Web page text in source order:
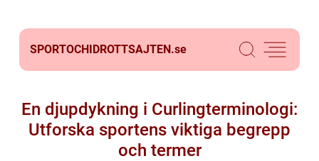
SPORTOCHIDROTTSAJTEN.se
En djupdykning i Curlingterminologi:
Utforska sportens viktiga begrepp
och termer